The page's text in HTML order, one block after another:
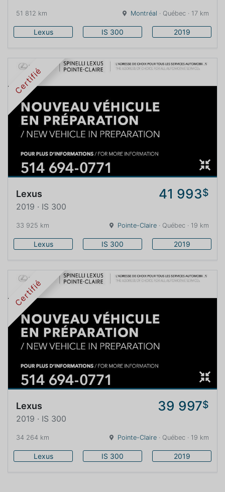
51 812 km Montréal · Québec · 17 km
Lexus IS 300 2019
Certifié
Lexus 41 993$
2019 · IS 300
33 925 km Pointe-Claire · Québec · 19 km
Lexus IS 300 2019
Certifié
Lexus 39 997$
2019 · IS 300
34 264 km Pointe-Claire · Québec · 19 km
Lexus IS 300 2019